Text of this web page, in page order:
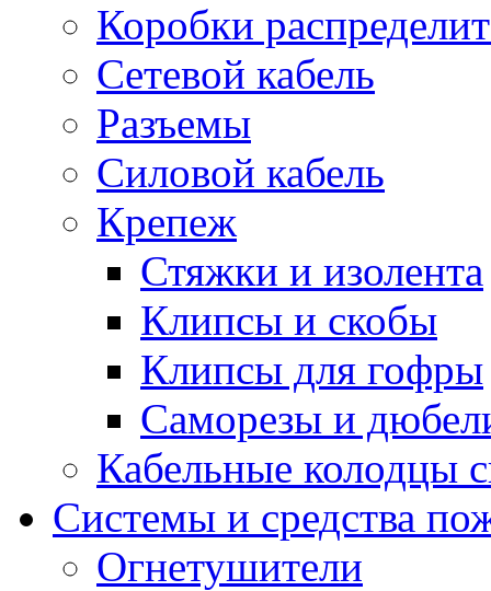
Коробки
Сетевой кабель
Разъемы
Силовой кабель
Крепеж
Стяжки и изолента
Клипсы и скобы
Клипсы для гофры
Саморезы и
Кабельные колодцы
Системы и средства
Огнетушители